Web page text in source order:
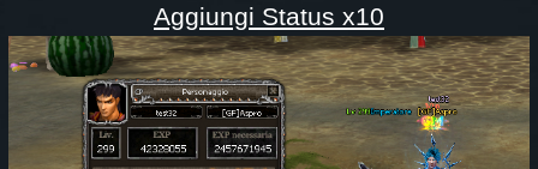
Aggiungi Status x10